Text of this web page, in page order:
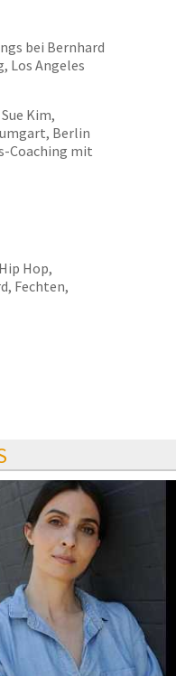
bei Bernhard
Los Angeles
Kim,
Berlin
Coaching mit
Hop,
Fechten,